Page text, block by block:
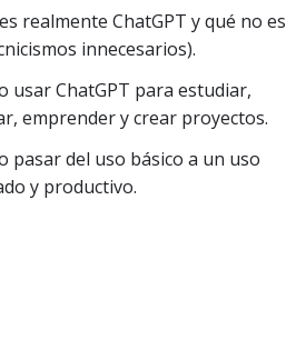
innecesarios).
práctico).
y crear proyectos.
realmente ChatGPT y qué no es
innecesarios).
usar ChatGPT para estudiar,
emprender y crear proyectos.
pasar del uso básico a un uso
y productivo.